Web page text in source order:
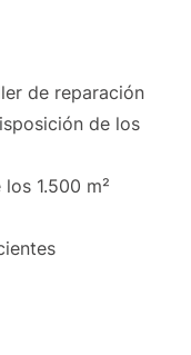
de reparación
de los
1.500 m²